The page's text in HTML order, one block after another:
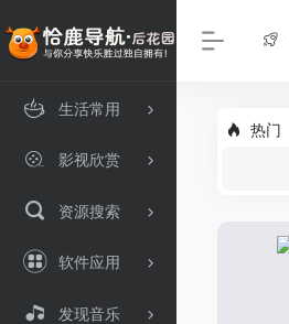
生活常用
影视欣赏
资源搜索
软件应用
发现音乐
热门